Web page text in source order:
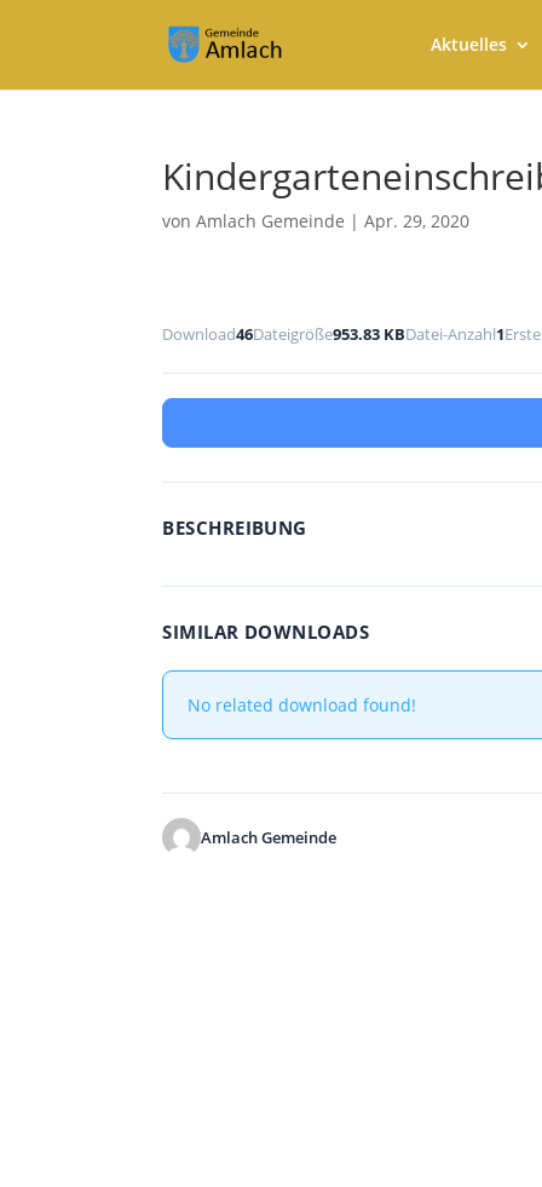
Aktuelles
vonAmlach Gemeinde |Apr. 29, 2020
Download46Dateigröße953.83 KBDatei-Anzahl1
BESCHREIBUNG
SIMILAR DOWNLOADS
No related download found!
Amlach Gemeinde